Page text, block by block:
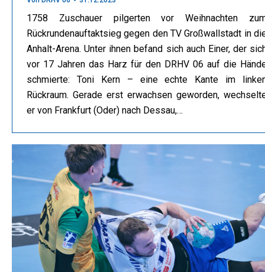
1758 Zuschauer pilgerten vor Weihnachten
Rückrundenauftaktsieg gegen den TV Großwallstadt in
Anhalt-Arena. Unter ihnen befand sich auch Einer, der
vor 17 Jahren das Harz für den DRHV 06 auf die
schmierte: Toni Kern – eine echte Kante im
Rückraum. Gerade erst erwachsen geworden,
er von Frankfurt (Oder) nach Dessau,…